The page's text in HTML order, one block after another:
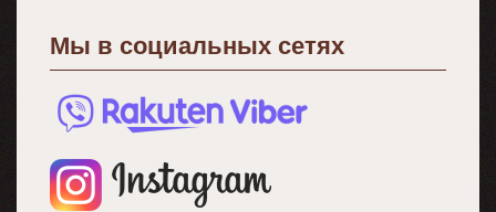
Мы в социальных сетях